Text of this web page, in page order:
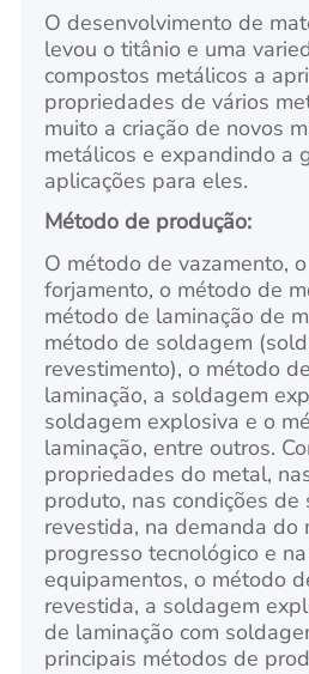
O desenvolvimento de
levou o titânio e uma
compostos metálicos a
propriedades de vários
muito a criação de novos
metálicos e expandindo a
aplicações para eles.
Método de produção:
O método de vazamento,
forjamento, o método de
método de laminação de
método de soldagem
revestimento), o método
laminação, a soldagem
soldagem explosiva e o
laminação, entre outros.
propriedades do metal,
produto, nas condições de
revestida, na demanda do
progresso tecnológico e
equipamentos, o método
revestida, a soldagem
de laminação com
principais métodos de